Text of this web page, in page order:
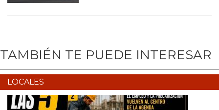
TAMBIÉN TE PUEDE INTERESAR
LOCALES